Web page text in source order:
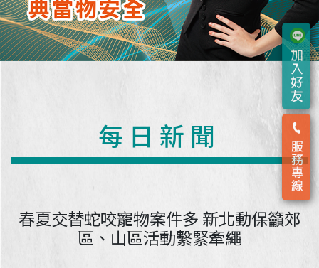
每日新聞
春夏交替蛇咬寵物案件多 新北動保籲郊
區、山區活動繫緊牽繩